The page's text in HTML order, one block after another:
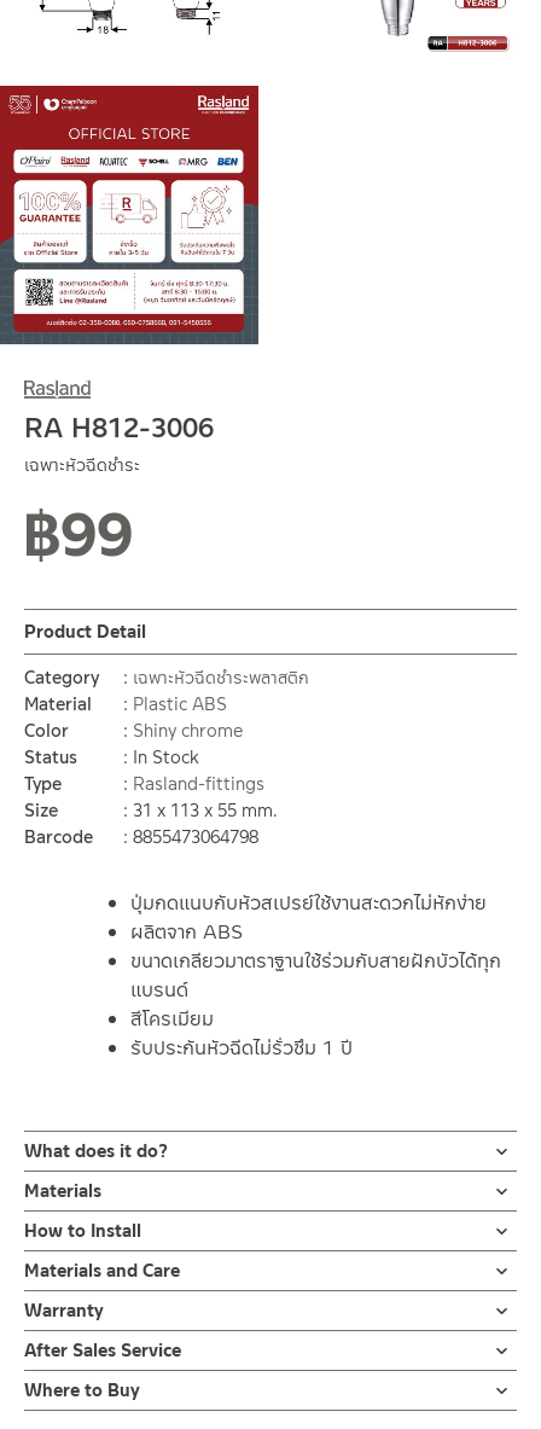
RA H812-3006
เฉพาะหัวฉีดชำระ
฿99
ปุ่มกดแนบกับหัวสเปรย์ใช้งานสะดวกไม่หักง่าย
ผลิตจาก ABS
ขนาดเกลียวมาตราฐานใช้ร่วมกับสายฝักบัวได้ทุก
แบรนด์
สีโครเมียม
รับประกันหัวฉีดไม่รั่วซึม 1 ปี
Product Detail
Category
เฉพาะหัวฉีดชำระพลาสติก
Material
Plastic ABS
Color
Shiny chrome
Status
In Stock
Type
Rasland-fittings
Size
31 x 113 x 55 mm.
Barcode
8855473064798
What does it do?
เฉพาะหัวฉีดชำระ ผลิตจาก ABS สีโครเมียม ปุ่มกดแนบกับหัวสเปรย์
ไม่หักง่าย กดใช้งานสะดวก
รับประกันหัวฉีดไม่รั่วซึม 1 ปี |RA H812-3006
หัวสเปรย์ออกแบบให้ก้านแนบกับหัวสเปรย์ กดง่ายสะดวกต่อการใช้งาน
ขนาดเกลียวมาตราฐานใช้ร่วมกับสายฝักบัวได้ทุกแบรนด์สีโครเมียมเงา
ทำให้ห้องน้ำสดใส่ ดูแลง่ายเพียงเช็ดเบาๆ
ข้อควรระวังเพื่อยืดความสดใสของสินค้าไม่ควรใช้วัสดุเนื้อหยาบขัดหรือ
ถูก๊อก
รับประกันหัวฉีดไม่รั่วซึม 1 ปี
Materials
ผลิตจาก ABS สีโครเมียม
How to Install
ข้อแนะนำในการติดตั้ง
ฝักบัว และ ชุดสายฉีดชำระ
สำหรับการติดตั้งใหม่ ให้ไล่ฝุ่น เศษทราย เศษท่อ ออกจากท่อน้ำก่อนติด
ตั้งสินค้า โดยปล่อยน้ำให้ไหลออกจากท่อนาน 1 นาที
เพื่อให้แรงน้ำพัดพาเศษละอองต่างๆ ออกจากท่อน้ำ มิเช่นนั้นสิ่งสกปรก
จะเข้าไปภายในสินค้าและสร้างความเสียหายได้
หากตรวจพบเศษละอองต่างๆในสินค้า จะไม่อยู่ในเงื่อนไขการรับประกัน
Materials and Care
คำแนะนำในการดูแลรักษาผลิตภัณฑ์
1. ไม่ทำสินค้าให้เกิดความเสียหายอื่น ๆ นอกจากการใช้งานปกติ เช่นไม่
ทำตก ไม่งัดหรือโยกสินค้าแรงๆ
2. ทำความสะอาดสินค้าโดยการใช้ผ้านุ่มๆชุบน้ำหมาดๆแล้วเช็ดให้แห้ง
3. ห้ามใช้สารเคมีที่มีฤทธิ์เป็นกรด ในการทำความสะอาด เนื่องจากผิว
Warranty
รับประกันหัวฉีดไม่รั่วซึม 1 ปี
After Sales Service
Online Platform
– Email: contact@charnpaiboon.com
Where to Buy